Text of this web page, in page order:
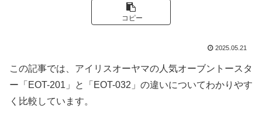
コピー
2025.05.21
この記事では、アイリスオーヤマの人気オーブントースタ
ー「EOT-201」と「EOT-032」の違いについてわかりやす
く比較しています。